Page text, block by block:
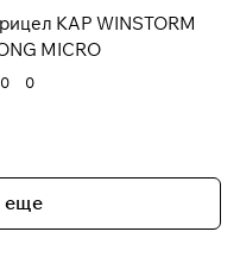
KAP WINSTORM
MICRO
0 0
еще